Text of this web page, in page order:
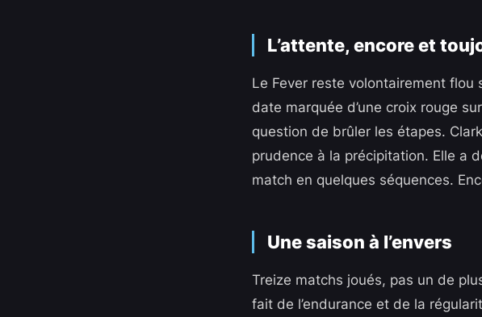
L’attente, encore et
Le Fever reste volontairement flou
date marquée d’une croix rouge
question de brûler les étapes.
prudence à la précipitation. Elle a
match en quelques séquences.
Une saison à l’envers
Treize matchs joués, pas un de
fait de l’endurance et de la